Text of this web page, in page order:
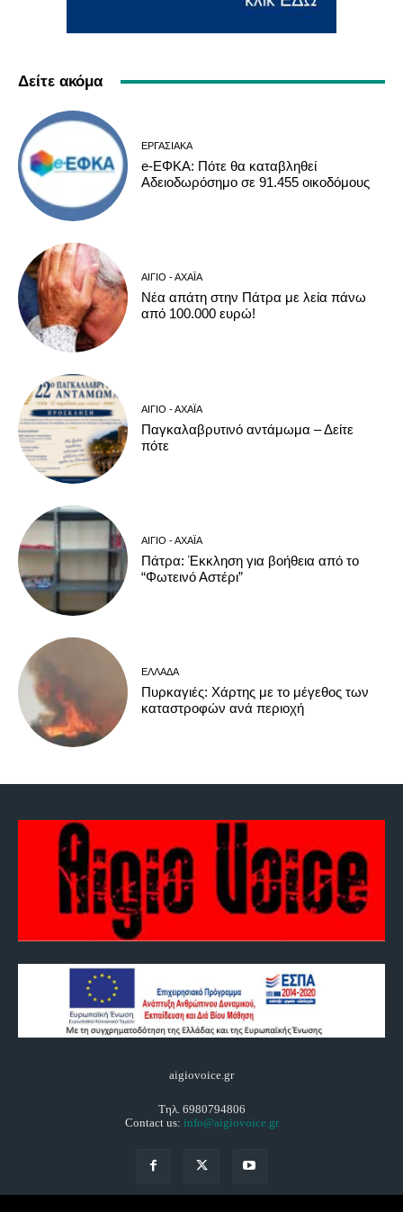
Δείτε ακόμα
ΕΡΓΑΣΙΑΚΆ
e-ΕΦΚΑ: Πότε θα καταβληθεί
Αδειοδωρόσημο σε 91.455 οικοδόμους
ΑΊΓΙΟ - ΑΧΑΪ́Α
Νέα απάτη στην Πάτρα με λεία πάνω
από 100.000 ευρώ!
ΑΊΓΙΟ - ΑΧΑΪ́Α
Παγκαλαβρυτινό αντάμωμα – Δείτε
πότε
ΑΊΓΙΟ - ΑΧΑΪ́Α
Πάτρα: Έκκληση για βοήθεια από το
“Φωτεινό Αστέρι”
ΕΛΛΆΔΑ
Πυρκαγιές: Χάρτης με το μέγεθος των
καταστροφών ανά περιοχή
aigiovoice.gr
Τηλ. 6980794806
Contact us: info@aigiovoice.gr